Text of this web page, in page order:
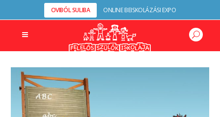
OVIBÓL SULIBA ONLINE BEISKOLÁZÁSI EXPO